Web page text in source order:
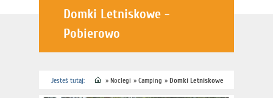
Domki Letniskowe -
Pobierowo
Jesteś tutaj: » Noclegi » Camping » Domki Letniskowe